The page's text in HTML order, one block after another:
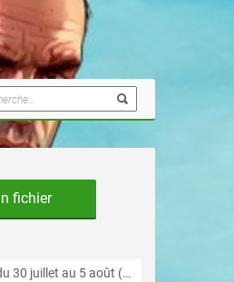
fichier
GTA Online : Détails des bonus du 30 juillet au 5 août (Évènement « Braquages d'été »)